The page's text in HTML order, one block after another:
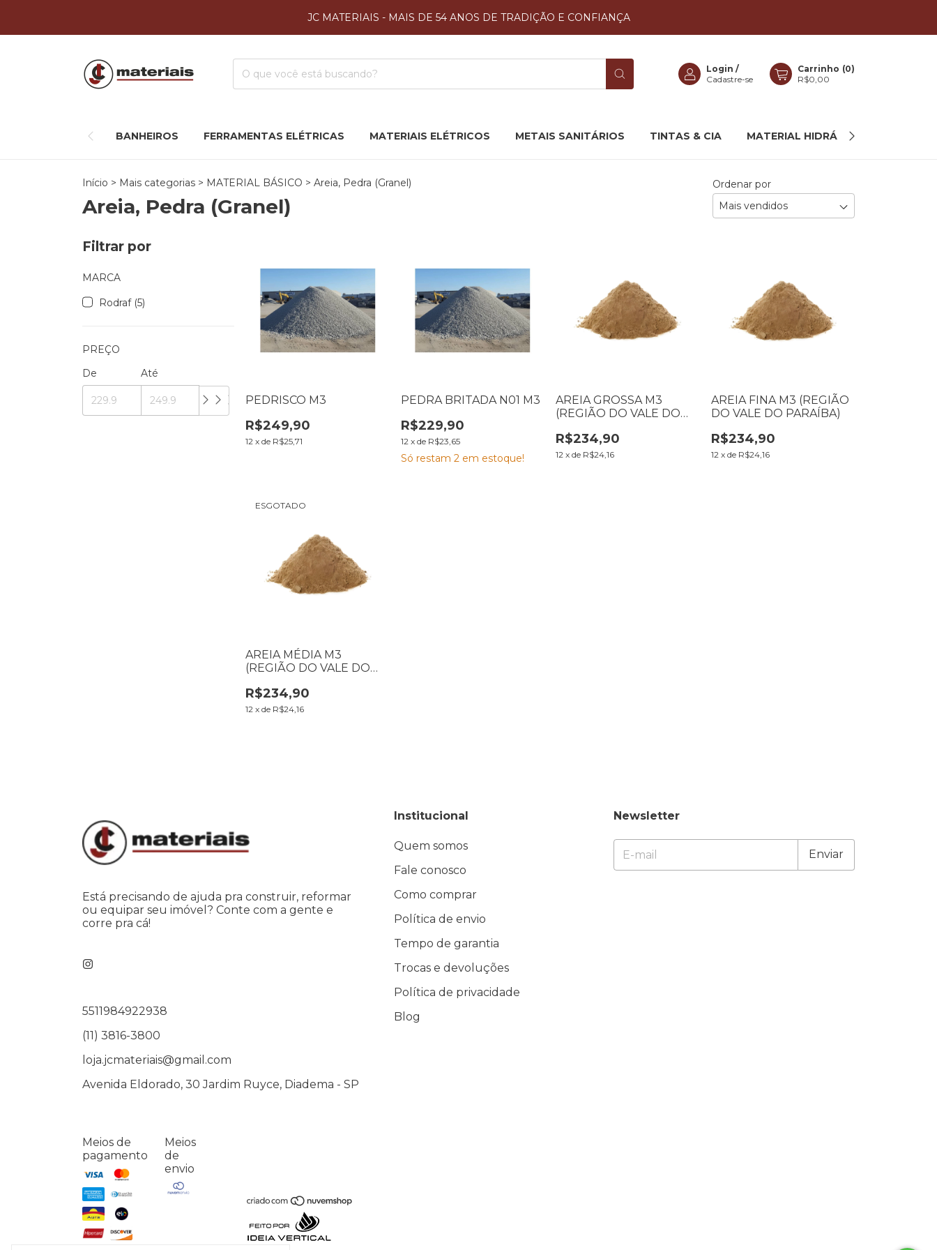
JC MATERIAIS - MAIS DE 54 ANOS DE TRADIÇÃO E CONFIANÇA
Login /
Cadastre-se
Carrinho (0)
R$0,00
BANHEIROS FERRAMENTAS ELÉTRICAS MATERIAIS ELÉTRICOS METAIS SANITÁRIOS TINTAS & CIA MATERIAL HIDRÁULICO
Início > Mais categorias > MATERIAL BÁSICO > Areia, Pedra (Granel)
Areia, Pedra (Granel)
Ordenar por
Filtrar por
MARCA
Rodraf (5)
PREÇO
De
Até
PEDRISCO M3
R$249,90
12 xde R$25,71
PEDRA BRITADA N01 M3
R$229,90
12 x de R$23,65
Só restam 2em estoque!
AREIA GROSSA M3
(REGIÃO DO VALE DO
R$234,90
12 xde R$24,16
AREIA FINA M3 (REGIÃO
DO VALE DO PARAÍBA)
R$234,90
12 x de R$24,16
ESGOTADO
AREIA MÉDIA M3
(REGIÃO DO VALE DO
R$234,90
12 xde R$24,16
Está precisando de ajuda pra construir, reformar
ou equipar seu imóvel? Conte com a gente e
corre pra cá!
5511984922938
(11) 3816-3800
loja.jcmateriais@gmail.com
Avenida Eldorado, 30 Jardim Ruyce, Diadema - SP
Institucional
Quem somos
Fale conosco
Como comprar
Política de envio
Tempo de garantia
Trocas e devoluções
Política de privacidade
Blog
Newsletter
Meios de
pagamento
Meios
de
envio